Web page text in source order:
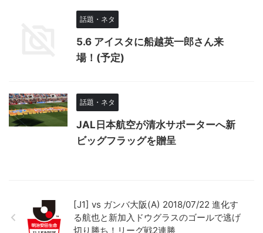
話題・ネタ
5.6 アイスタに船越英一郎さん来
場！(予定)
話題・ネタ
JAL日本航空が清水サポーターへ新
ビッグフラッグを贈呈
[J1] vs ガンバ大阪(A) 2018/07/22 進化す
る航也と新加入ドウグラスのゴールで逃げ
切り勝ち！リーグ戦2連勝